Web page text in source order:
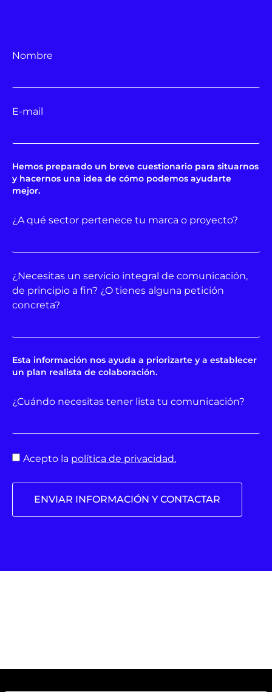
Nombre
E-mail
Hemos preparado un breve cuestionario para situarnos
y hacernos una idea de cómo podemos ayudarte
mejor.
¿A qué sector pertenece tu marca o proyecto?
¿Necesitas un servicio integral de comunicación,
de principio a fin? ¿O tienes alguna petición
concreta?
Esta información nos ayuda a priorizarte y a establecer
un plan realista de colaboración.
¿Cuándo necesitas tener lista tu comunicación?
Acepto la política de privacidad.
ENVIAR INFORMACIÓN Y CONTACTAR